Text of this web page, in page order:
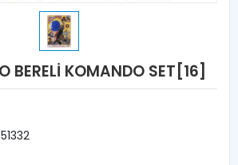
BERELİ KOMANDO SET[16]